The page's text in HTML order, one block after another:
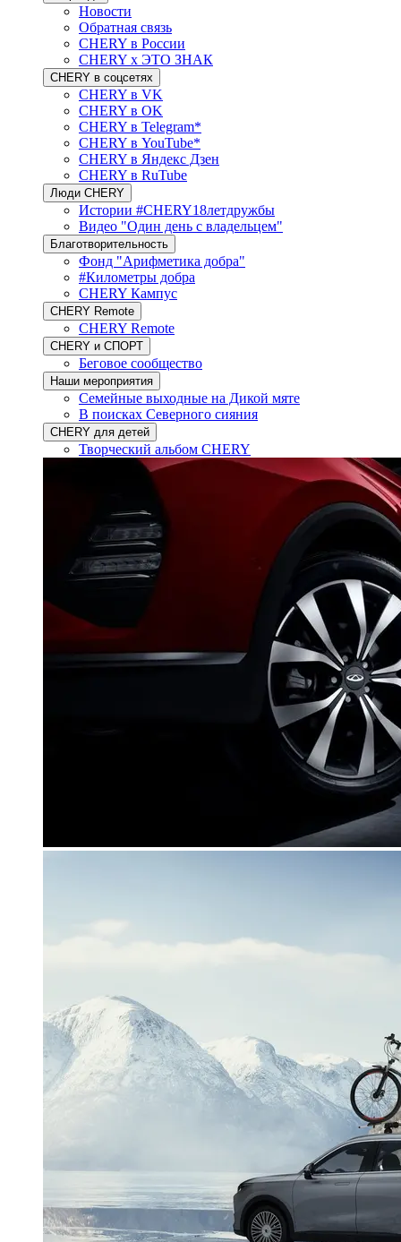
Новости
Обратная связь
CHERY в России
CHERY x ЭТО ЗНАК
CHERY в соцсетях
CHERY в VK
CHERY в OK
CHERY в Telegram*
CHERY в YouTube*
CHERY в Яндекс Дзен
CHERY в RuTube
Люди CHERY
Истории #CHERY18летдружбы
Видео "Один день с владельцем"
Благотворительность
Фонд "Арифметика добра"
#Километры добра
CHERY Кампус
CHERY Remote
CHERY Remote
CHERY и СПОРТ
Беговое сообщество
Наши мероприятия
Семейные выходные на Дикой мяте
В поисках Северного сияния
CHERY для детей
Творческий альбом CHERY